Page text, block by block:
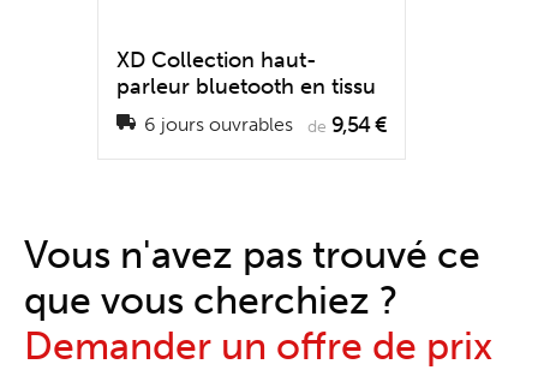
XD Collection haut-
parleur bluetooth en tissu
6 jours ouvrables de 9,54 €
Vous n'avez pas trouvé ce
que vous cherchiez ?
Demander un offre de prix